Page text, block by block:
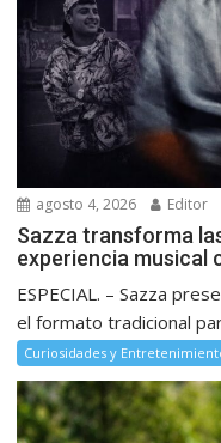
agosto 4, 2026 Editor
Sazza transforma
experiencia musical
ESPECIAL. – Sazza
el formato tradicional
Curiosidades y